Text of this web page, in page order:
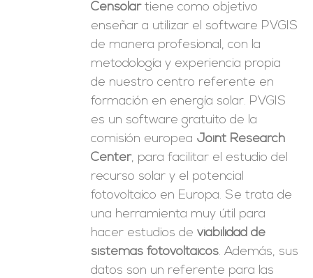
Censolartiene como objetivo
enseñar a utilizar el software PVGIS
de manera profesional, con la
metodología y experiencia propia
de nuestro centro referente en
formación en energía solar. PVGIS
es un software gratuito de la
comisión europea Joint Research
Center, para facilitar el estudio del
recurso solar y el potencial
fotovoltaico en Europa. Se trata de
una herramienta muy útil para
hacer estudios deviabilidad de
sistemas fotovoltaicos. Además, sus
datos son un referente para las